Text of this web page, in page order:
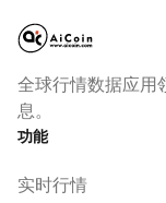
全球行情数据应用
息。
功能
实时行情